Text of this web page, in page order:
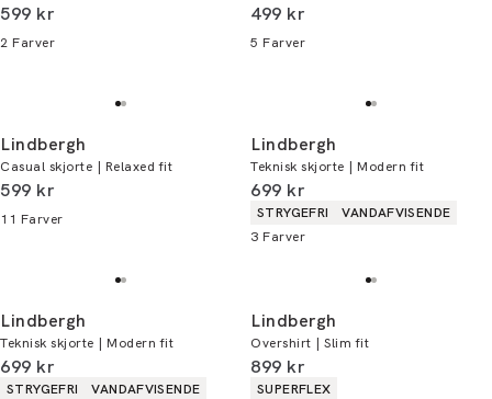
I alt (inkl. rabat)
599 kr
2 Farver
I alt (inkl. rabat)
499 kr
5 Farver
Lindbergh
Casual skjorte | Relaxed fit
I alt (inkl. rabat)
599 kr
11 Farver
Lindbergh
Teknisk skjorte | Modern fit
I alt (inkl. rabat)
699 kr
Produkt egenskaber
STRYGEFRI
VANDAFVISENDE
3 Farver
Lindbergh
Teknisk skjorte | Modern fit
I alt (inkl. rabat)
699 kr
Produkt egenskaber
STRYGEFRI
VANDAFVISENDE
Lindbergh
Overshirt | Slim fit
I alt (inkl. rabat)
899 kr
Produkt egenskaber
SUPERFLEX